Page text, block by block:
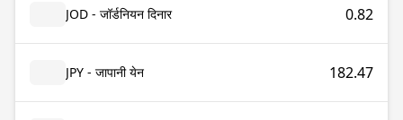
JOD - जॉर्डनियन दिनार 0.82
JPY - जापानी येन 182.47